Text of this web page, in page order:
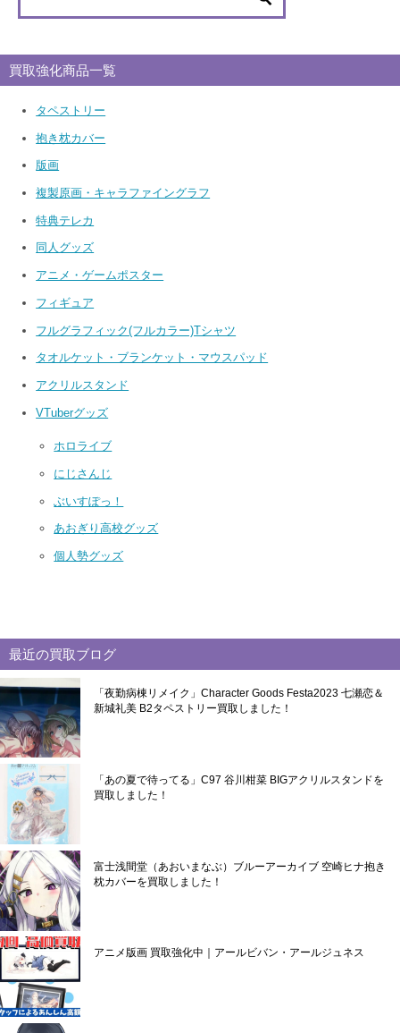
買取強化商品一覧
タペストリー
抱き枕カバー
版画
複製原画・キャラファイングラフ
特典テレカ
同人グッズ
アニメ・ゲームポスター
フィギュア
フルグラフィック(フルカラー)Tシャツ
タオルケット・ブランケット・マウスパッド
アクリルスタンド
VTuberグッズ
ホロライブ
にじさんじ
ぶいすぽっ！
あおぎり高校グッズ
個人勢グッズ
最近の買取ブログ
「夜勤病棟リメイク」Character Goods Festa2023 七瀬恋＆
新城礼美 B2タペストリー買取しました！
「あの夏で待ってる」C97 谷川柑菜 BIGアクリルスタンドを
買取しました！
富士浅間堂（あおいまなぶ）ブルーアーカイブ 空崎ヒナ抱き
枕カバーを買取しました！
アニメ版画 買取強化中｜アールビバン・アールジュネス